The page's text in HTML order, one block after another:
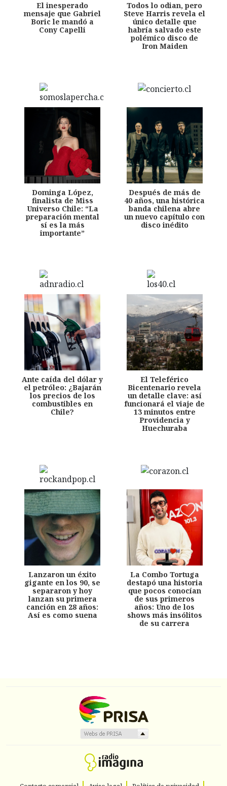
El inesperado
mensaje que Gabriel
Boric le mandó a
Cony Capelli
Todos lo odian, pero
Steve Harris revela el
único detalle que
habría salvado este
polémico disco de
Iron Maiden
Dominga López,
finalista de Miss
Universo Chile: “La
preparación mental
sí es la más
importante”
Después de más de
40 años, una histórica
banda chilena abre
un nuevo capítulo con
disco inédito
Ante caída del dólar y
el petróleo: ¿Bajarán
los precios de los
combustibles en
Chile?
El Teleférico
Bicentenario revela
un detalle clave: así
funcionará el viaje de
13 minutos entre
Providencia y
Huechuraba
Lanzaron un éxito
gigante en los 90, se
separaron y hoy
lanzan su primera
canción en 28 años:
Así es como suena
La Combo Tortuga
destapó una historia
que pocos conocían
de sus primeros
años: Uno de los
shows más insólitos
de su carrera